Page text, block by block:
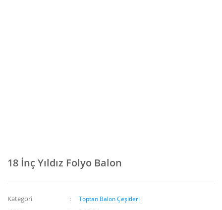
18 İnç Yıldız Folyo Balon
Kategori Toptan Balon Çeşitleri